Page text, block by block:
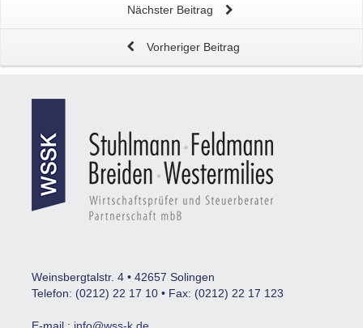
Nächster Beitrag
Vorheriger Beitrag
Weinsbergtalstr. 4 • 42657 Solingen
Telefon: (0212) 22 17 10 • Fax: (0212) 22 17 123